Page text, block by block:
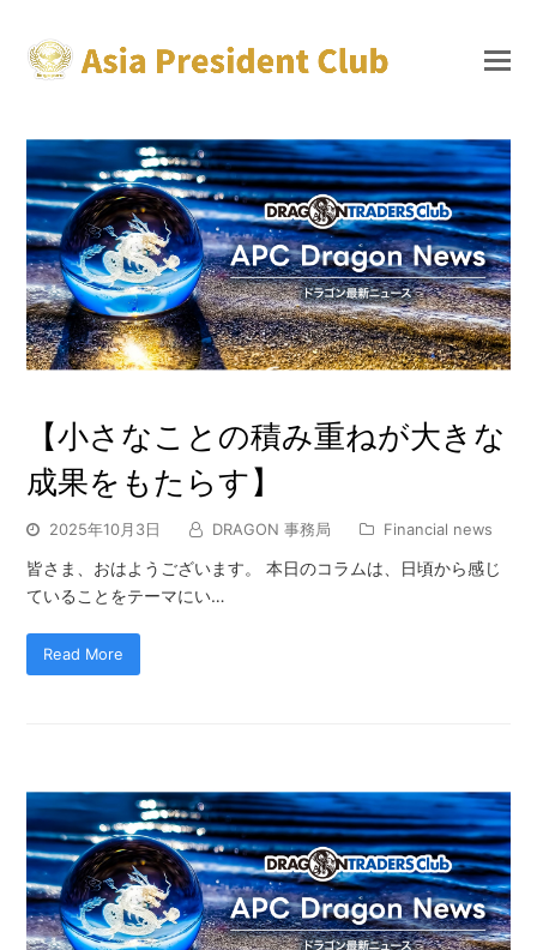
【小さなことの積み重ねが大きな
成果をもたらす】
2025年10月3日 DRAGON 事務局 Financial news
皆さま、おはようございます。 本日のコラムは、日頃から感じ
ていることをテーマにい…
Read More